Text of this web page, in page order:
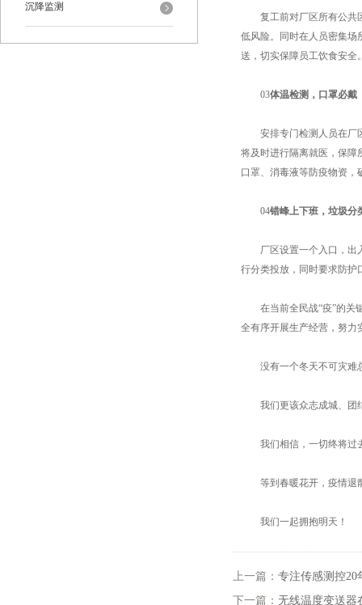
沉降监测
复工前对厂区所有公共区
低风险。同时在人员密集场
送，切实保障员工饮食安全
03体温检测，口罩必戴
安排专门检测人员在厂区
将及时进行隔离就医，保障
口罩、消毒液等防疫物资，
04错峰上下班，垃圾分
厂区设置一个入口，出入
行分类投放，同时要求防护
在当前全民战“疫”的关键
全有序开展生产经营，努力
没有一个冬天不可灾难
我们更该众志成城、团
我们相信，一切终将过
等到春暖花开，疫情退
我们一起拥抱明天！
上一篇： 专注传感测控20
下一篇： 无线温度变送器